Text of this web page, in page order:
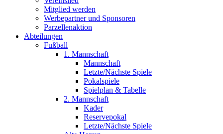
Mitglied werden
Werbepartner und Sponsoren
Parzellenaktion
Abteilungen
Fußball
1. Mannschaft
Mannschaft
Letzte/Nächste Spiele
Pokalspiele
Spielplan & Tabelle
2. Mannschaft
Kader
Reservepokal
Letzte/Nächste Spiele